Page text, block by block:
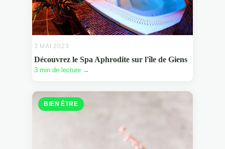
3 MAI 2023
Découvrez le Spa Aphrodite sur l'île de Giens
3 min de lecture →
BIEN ÊTRE